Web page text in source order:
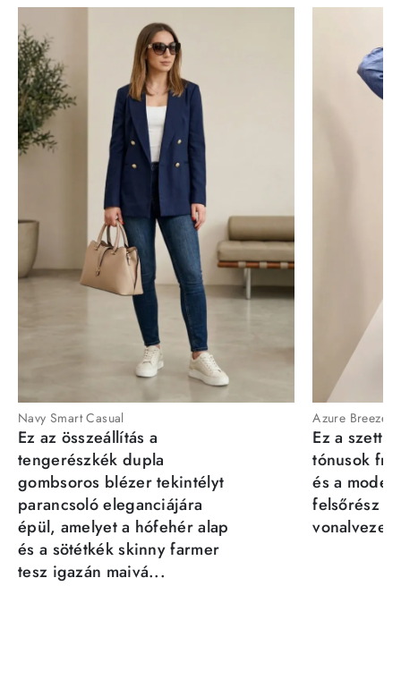
Navy Smart Casual
Ez az összeállítás a
tengerészkék dupla
gombsoros blézer tekintélyt
parancsoló eleganciájára
épül, amelyet a hófehér alap
és a sötétkék skinny farmer
tesz igazán maivá...
Azure Breeze
Ez a szett
tónusok
és a
felsőrész